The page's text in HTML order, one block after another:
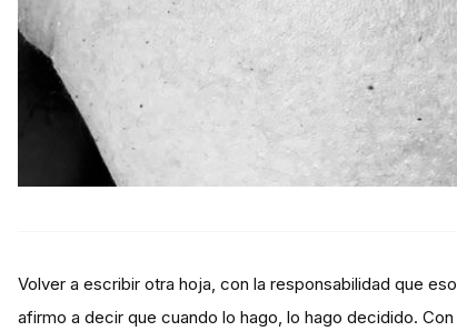
Volver a escribir otra hoja, con la responsabilidad que
afirmo a decir que cuando lo hago, lo hago decidido.